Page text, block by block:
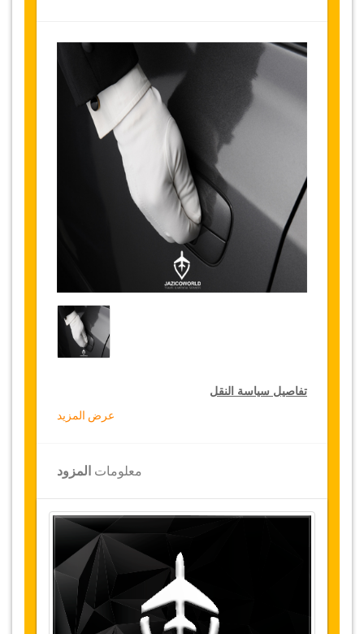
تفاصيل سياسة النقل
على النقل في جميع أنحاء تونس ولمدة 12 شهرا،
للحصول على الخصم الخاص بك على النقل، انقر على
زر "الذهاب إلى تفاصيل الخصم" الموجود أعلاه.
التغييرات على الحجوزات قد تكون ممكنة إذا تم
الإشعار في الوقت المناسب. يرجى الاتصال بنا
للحصول على مزيد من المعلومات.
عرض المزيد
معلومات المزود